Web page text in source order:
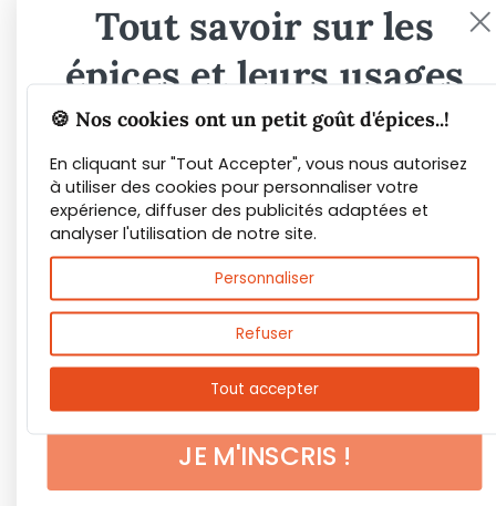
🍪 Nos cookies ont un petit goût d'épices..!
En cliquant sur "Tout Accepter", vous nous autorisez
à utiliser des cookies pour personnaliser votre
expérience, diffuser des publicités adaptées et
analyser l'utilisation de notre site.
Personnaliser
Refuser
Tout accepter
Tout savoir sur les
épices et leurs usages
Guide PDF offert !
Inscrivez vous à notre Newsletter et
téléchargez gratuitement le guide des
épices de Max Daumin,un guide numérique
pour vous familiariser avec les épices et
leurs usages!
JE M'INSCRIS !